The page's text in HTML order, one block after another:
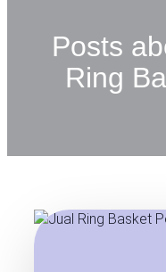
Posts
Ring